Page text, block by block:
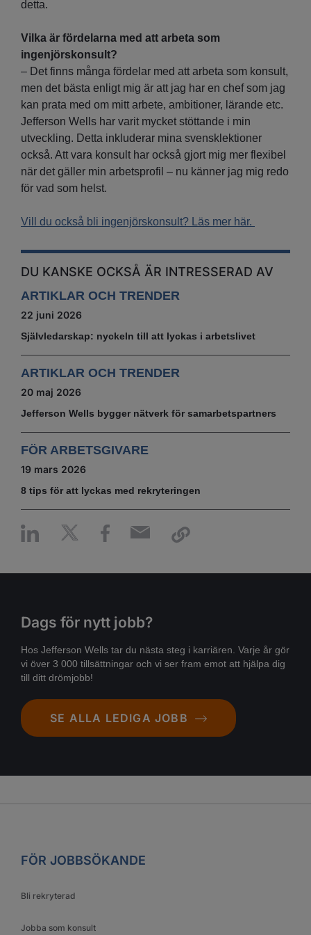
detta.
Vilka är fördelarna med att arbeta som
ingenjörskonsult?
– Det finns många fördelar med att arbeta som konsult,
men det bästa enligt mig är att jag har en chef som jag
kan prata med om mitt arbete, ambitioner, lärande etc.
Jefferson Wells har varit mycket stöttande i min
utveckling. Detta inkluderar mina svensklektioner
också. Att vara konsult har också gjort mig mer flexibel
när det gäller min arbetsprofil – nu känner jag mig redo
för vad som helst.
Vill du också bli ingenjörskonsult? Läs mer här.
DU KANSKE OCKSÅ ÄR INTRESSERAD AV
ARTIKLAR OCH TRENDER
22 juni 2026
Självledarskap: nyckeln till att lyckas i arbetslivet
ARTIKLAR OCH TRENDER
20 maj 2026
Jefferson Wells bygger nätverk för samarbetspartners
FÖR ARBETSGIVARE
19 mars 2026
8 tips för att lyckas med rekryteringen
Dags för nytt jobb?
Hos Jefferson Wells tar du nästa steg i karriären. Varje år gör
vi över 3 000 tillsättningar och vi ser fram emot att hjälpa dig
till ditt drömjobb!
SE ALLA LEDIGA JOBB
FÖR JOBBSÖKANDE
Bli rekryterad
Jobba som konsult